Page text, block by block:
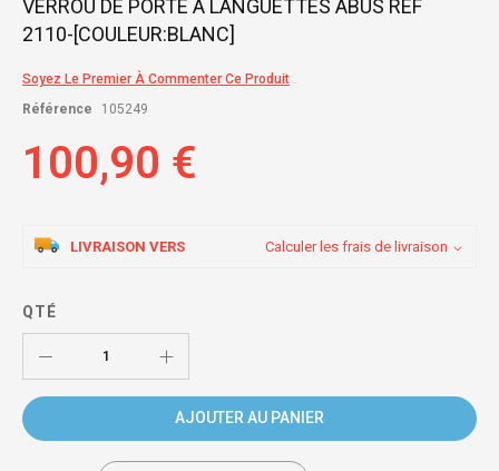
the
of
images
VERROU DE PORTE À LANGUETTES ABUS REF
2110-[COULEUR:BLANC]
Soyez Le Premier À Commenter Ce Produit
Référence
105249
100,90 €
LIVRAISON VERS Calculer les frais de livraison
QTÉ
AJOUTER AU PANIER